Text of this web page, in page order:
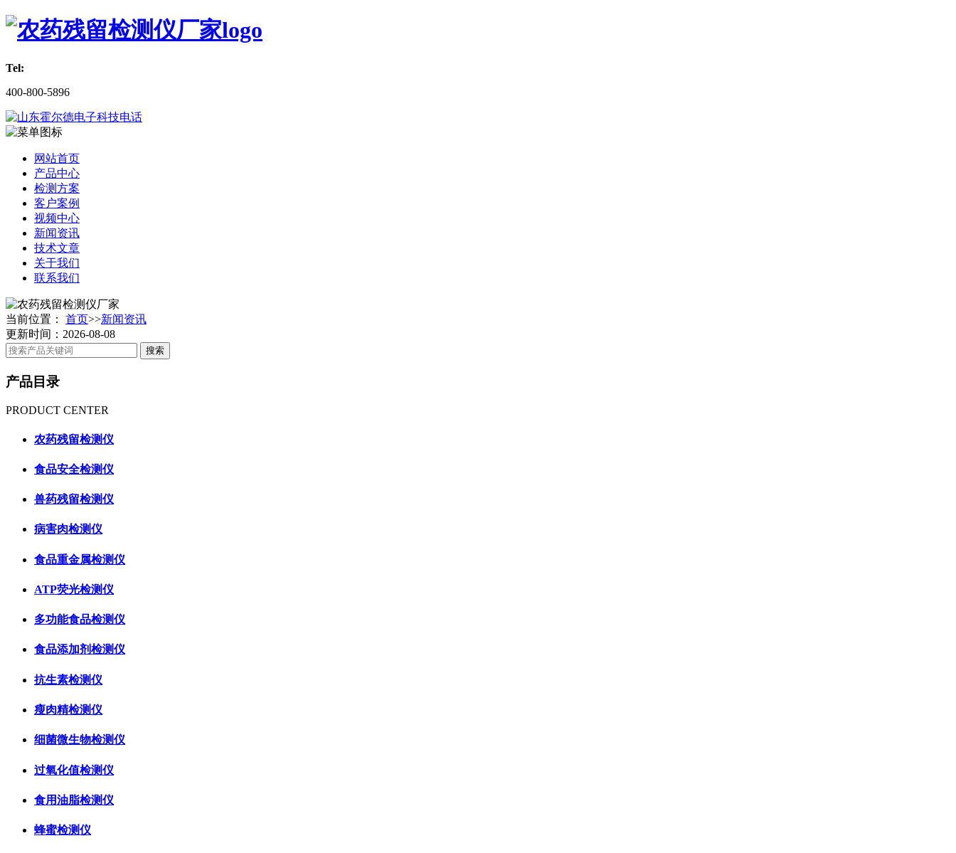
Tel:
400-800-5896
网站首页
产品中心
检测方案
客户案例
视频中心
新闻资讯
技术文章
关于我们
联系我们
当前位置： 首页>>新闻资讯
更新时间：2026-08-08
产品目录
PRODUCT CENTER
农药残留检测仪
食品安全检测仪
兽药残留检测仪
病害肉检测仪
食品重金属检测仪
ATP荧光检测仪
多功能食品检测仪
食品添加剂检测仪
抗生素检测仪
瘦肉精检测仪
细菌微生物检测仪
过氧化值检测仪
食用油脂检测仪
蜂蜜检测仪